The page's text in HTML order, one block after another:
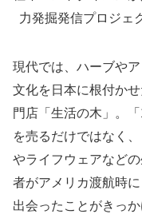
力発掘発信プロジェ
現代では、ハーブや
文化を日本に根付か
門店「生活の木」。
を売るだけではなく
やライフウェアなど
者がアメリカ渡航時
出会ったことがきっ